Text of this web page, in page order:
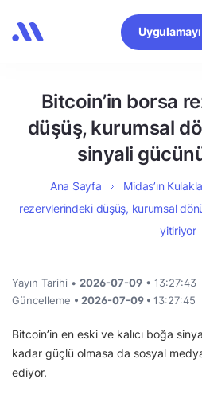
Bitcoin’in borsa
düşüş, kurumsal
sinyali
Ana Sayfa Midas’ın
rezervlerindeki düşüş, kurumsal
yitiriyor
Yayın Tarihi • 2026-07-09 • 13:27:43
Güncelleme • 2026-07-09 • 13:27:45
Bitcoin’in en eski ve kalıcı boğa
kadar güçlü olmasa da sosyal
ediyor.